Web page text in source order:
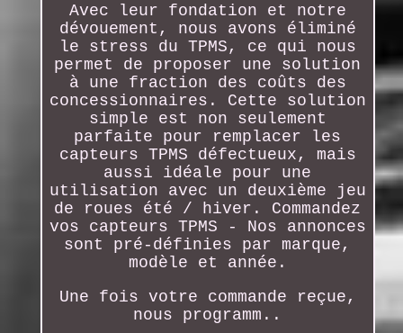
Avec leur fondation et notre
dévouement, nous avons éliminé
le stress du TPMS, ce qui nous
permet de proposer une solution
à une fraction des coûts des
concessionnaires. Cette solution
simple est non seulement
parfaite pour remplacer les
capteurs TPMS défectueux, mais
aussi idéale pour une
utilisation avec un deuxième jeu
de roues été / hiver. Commandez
vos capteurs TPMS - Nos annonces
sont pré-définies par marque,
modèle et année.
Une fois votre commande reçue,
nous programm..